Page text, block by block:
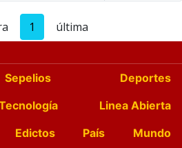
1 última
Sepelios
Deportes
Linea Abierta
Edictos País
Mundo